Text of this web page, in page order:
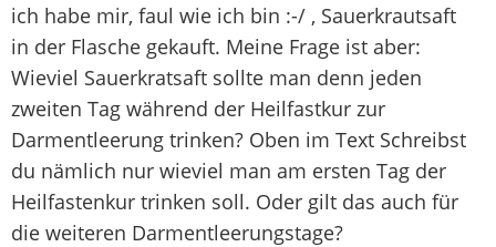
ich habe mir, faul wie ich bin :-/ , Sauerkrautsaft
in der Flasche gekauft. Meine Frage ist aber:
Wieviel Sauerkratsaft sollte man denn jeden
zweiten Tag während der Heilfastkur zur
Darmentleerung trinken? Oben im Text Schreibst
du nämlich nur wieviel man am ersten Tag der
Heilfastenkur trinken soll. Oder gilt das auch für
die weiteren Darmentleerungstage?